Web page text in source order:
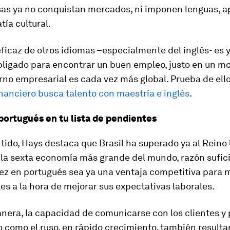
ya no conquistan mercados, ni imponen lenguas,
cultural.
de otros idiomas –especialmente del inglés- es
para encontrar un buen empleo, justo en un
empresarial es cada vez más global. Prueba de
busca talento con maestría e inglés.
en tu lista de pendientes
Hays destaca que Brasil ha superado ya al Reino
sexta economía más grande del mundo, razón
en portugués sea ya una ventaja competitiva para
a la hora de mejorar sus expectativas laborales.
la capacidad de comunicarse con los clientes y
como el ruso, en rápido crecimiento, también